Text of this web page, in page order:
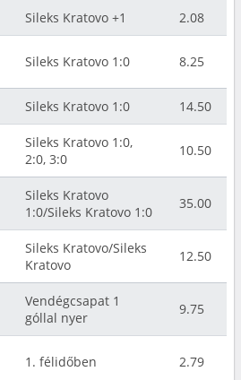
Sileks Kratovo +1 2.08
Sileks Kratovo 1:0 8.25
Sileks Kratovo 1:0 14.50
Sileks Kratovo 1:0,
2:0, 3:0
10.50
Sileks Kratovo
1:0/Sileks Kratovo 1:0
35.00
Sileks Kratovo/Sileks
Kratovo
12.50
Vendégcsapat 1
góllal nyer
9.75
1. félidőben 2.79